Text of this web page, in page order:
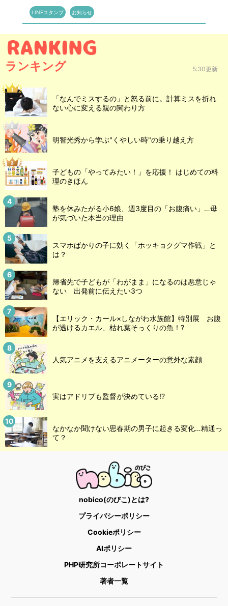
LINEスタンプ お知らせ
ランキング 5:30更新
「なんでミスするの」と怒る前に。計算ミスを折れ
ない心に変える親の関わり方
明智光秀から学ぶ"くやしい時"の乗り越え方
子どもの「やってみたい！」を応援！ はじめての料
理のきほん
塾を休みたがる小6娘、週3度目の「お腹痛い」…母
が気づいた本当の理由
スマホばかりの子に効く「ホッキョクグマ作戦」と
は？
帰省先で子どもが「わがまま」になるのは悪意じゃ
ない 出発前に伝えたい3つ
【エリック・カール×しながわ水族館】特別展 お腹
が透けるカエル、枯れ葉そっくりの魚！?
人気アニメを支えるアニメーターの意外な素顔
実はアドリブも監督が決めている!?
なかなか聞けない思春期の男子に起きる変化…精通っ
て？
nobico(のびこ)とは?
プライバシーポリシー
Cookieポリシー
AIポリシー
PHP研究所コーポレートサイト
著者一覧